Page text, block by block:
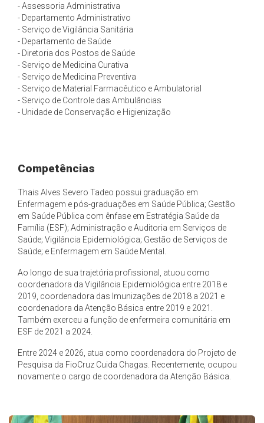
- Assessoria Administrativa
- Departamento Administrativo
- Serviço de Vigilância Sanitária
- Departamento de Saúde
- Diretoria dos Postos de Saúde
- Serviço de Medicina Curativa
- Serviço de Medicina Preventiva
- Serviço de Material Farmacêutico e Ambulatorial
- Serviço de Controle das Ambulâncias
- Unidade de Conservação e Higienização
Competências
Thais Alves Severo Tadeo possui graduação em
Enfermagem e pós-graduações em Saúde Pública; Gestão
em Saúde Pública com ênfase em Estratégia Saúde da
Família (ESF); Administração e Auditoria em Serviços de
Saúde; Vigilância Epidemiológica; Gestão de Serviços de
Saúde; e Enfermagem em Saúde Mental.
Ao longo de sua trajetória profissional, atuou como
coordenadora da Vigilância Epidemiológica entre 2018 e
2019, coordenadora das Imunizações de 2018 a 2021 e
coordenadora da Atenção Básica entre 2019 e 2021.
Também exerceu a função de enfermeira comunitária em
ESF de 2021 a 2024.
Entre 2024 e 2026, atua como coordenadora do Projeto de
Pesquisa da FioCruz Cuida Chagas. Recentemente, ocupou
novamente o cargo de coordenadora da Atenção Básica.